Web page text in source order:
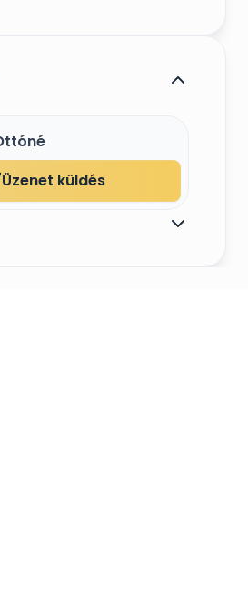
Üzenet küldés